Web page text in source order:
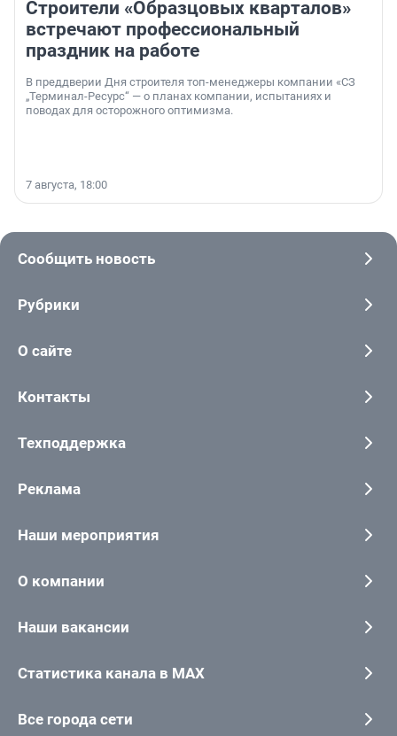
Строители «Образцовых кварталов»
встречают профессиональный
праздник на работе
В преддверии Дня строителя топ-менеджеры компании «СЗ
„Терминал-Ресурс“ — о планах компании, испытаниях и
поводах для осторожного оптимизма.
7 августа, 18:00
Сообщить новость
Рубрики
О сайте
Контакты
Техподдержка
Реклама
Наши мероприятия
О компании
Наши вакансии
Статистика канала в MAX
Все города сети